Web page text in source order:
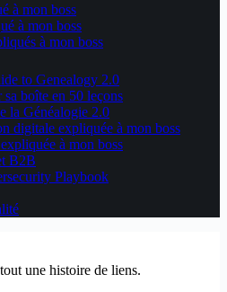
à mon boss
à mon boss
à mon boss
to Genealogy 2.0
boîte en 50 leçons
la Généalogie 2.0
digitale expliquée à mon boss
à mon boss
B2B
Playbook
une histoire de liens.